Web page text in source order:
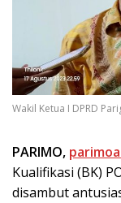
Wakil Ketua I DPRD
PARIMO,
Kualifikasi (BK)
disambut